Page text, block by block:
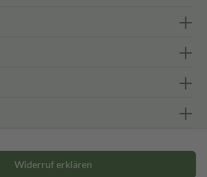
Widerruf erklären